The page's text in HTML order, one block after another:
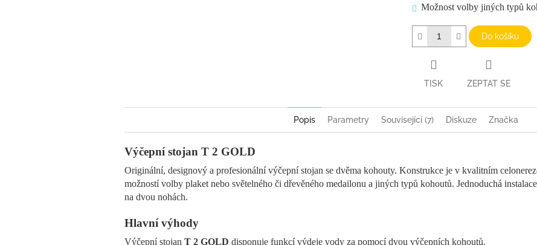
Možnost volby jiných typů
Do košíku
TISK ZEPTAT SE
Popis Parametry Související (7) Diskuze Značka
Výčepní stojan T 2 GOLD
Originální, designový a profesionální výčepní stojan se dvěma kohouty. Konstrukce je v kvalitním
možností volby plaket nebo světelného či dřevěného medailonu a jiných typů kohoutů. Jednoduchá
na dvou nohách.
Hlavní výhody
Výčepní stojan T 2 GOLD disponuje funkcí výdeje vody za pomocí dvou výčepních kohoutů.